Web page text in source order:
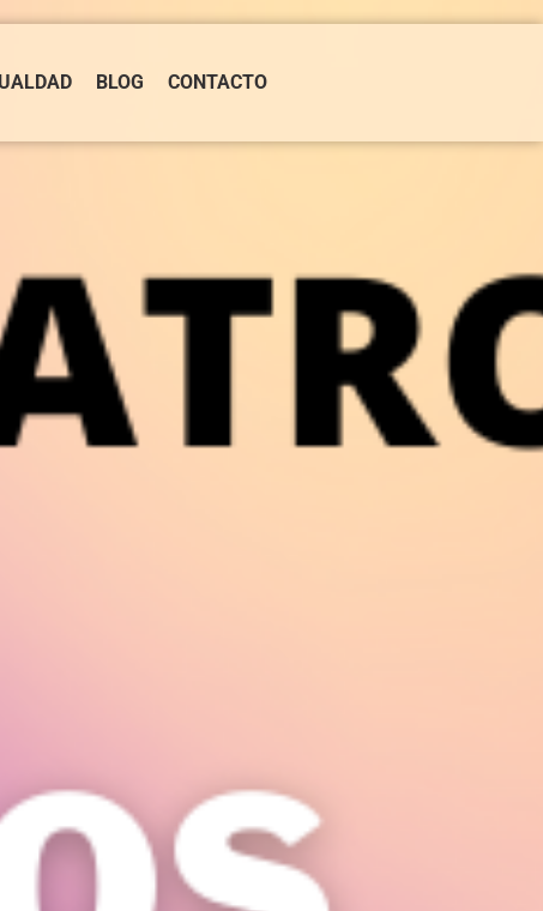
BLOG CONTACTO